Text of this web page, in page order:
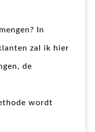
In
zal ik hier
de
wordt